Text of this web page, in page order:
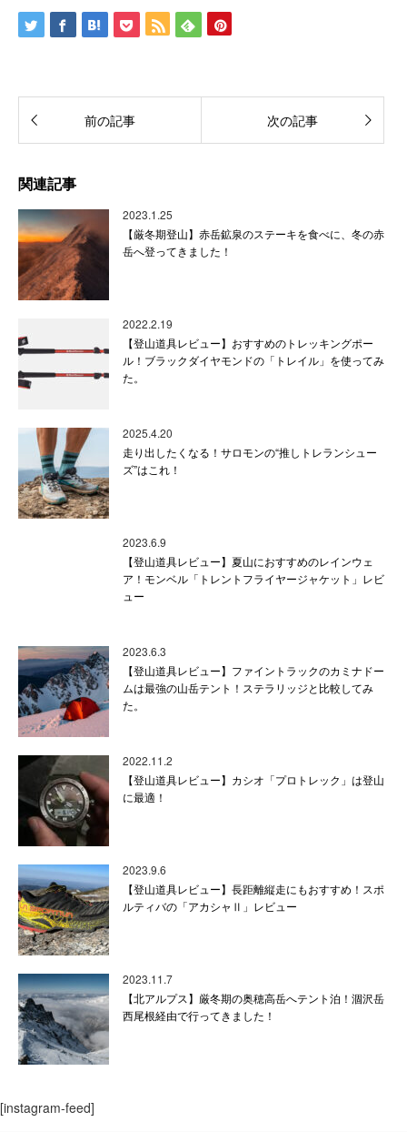
前の記事 次の記事
関連記事
2023.1.25
【厳冬期登山】赤岳鉱泉のステーキを食べに、冬の赤
岳へ登ってきました！
2022.2.19
【登山道具レビュー】おすすめのトレッキングポー
ル！ブラックダイヤモンドの「トレイル」を使ってみ
た。
2025.4.20
走り出したくなる！サロモンの“推しトレランシュー
ズ”はこれ！
2023.6.9
【登山道具レビュー】夏山におすすめのレインウェ
ア！モンベル「トレントフライヤージャケット」レビ
ュー
2023.6.3
【登山道具レビュー】ファイントラックのカミナドー
ムは最強の山岳テント！ステラリッジと比較してみ
た。
2022.11.2
【登山道具レビュー】カシオ「プロトレック」は登山
に最適！
2023.9.6
【登山道具レビュー】長距離縦走にもおすすめ！スポ
ルティバの「アカシャⅡ」レビュー
2023.11.7
【北アルプス】厳冬期の奥穂高岳へテント泊！涸沢岳
西尾根経由で行ってきました！
[instagram-feed]